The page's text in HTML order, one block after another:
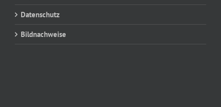
Datenschutz
Bildnachweise